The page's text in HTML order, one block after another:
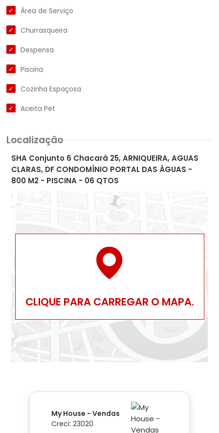
Área de Serviço
Churrasqueira
Despensa
Piscina
Cozinha Espaçosa
Aceita Pet
Localização
SHA Conjunto 6 Chacará 25, ARNIQUEIRA, AGUAS
CLARAS, DF CONDOMÍNIO PORTAL DAS ÁGUAS -
800 M2 - PISCINA - 06 QTOS
CLIQUE PARA CARREGAR O MAPA.
My House - Vendas
Creci: 23020